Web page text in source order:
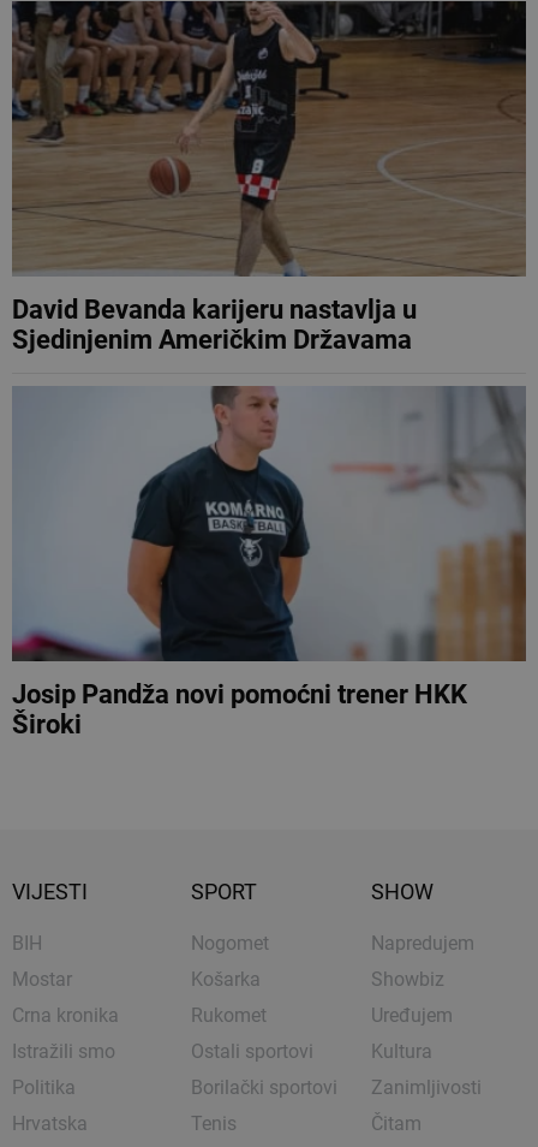
David Bevanda karijeru nastavlja u
Sjedinjenim Američkim Državama
Josip Pandža novi pomoćni trener HKK
Široki
VIJESTI
BIH
Mostar
Crna kronika
Istražili smo
Politika
Hrvatska
SPORT
Nogomet
Košarka
Rukomet
Ostali sportovi
Borilački sportovi
Tenis
SHOW
Napredujem
Showbiz
Uređujem
Kultura
Zanimljivosti
Čitam